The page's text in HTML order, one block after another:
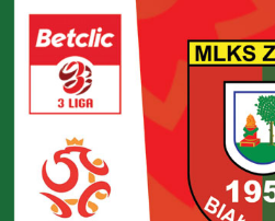
Przejdź
treści